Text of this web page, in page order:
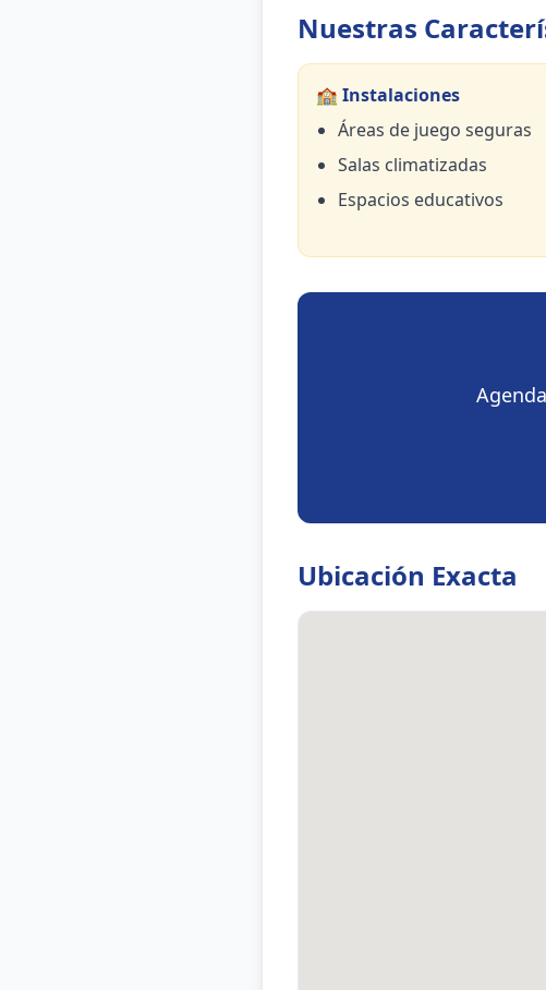
Nuestras
🏫 Instalaciones
Áreas de juego seguras
Salas climatizadas
Espacios educativos
Ubicación Exacta